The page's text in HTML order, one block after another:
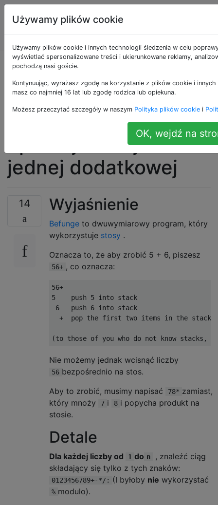
Programowanie
puzzli i Code
Golf
Szybko wyrażaj
liczbę za pomocą
tylko 0–9 i czterech
operacji oraz jeszcze
jednej dodatkowej
14 Wyjaśnienie
Befunge to dwuwymiarowy program, który
wykorzystuje stosy .
Oznacza to, że aby zrobić 5 + 6, piszesz
56+ , co oznacza:
56+
5    push 5 into stack
6   push 6 into stack
+  pop the first two items in the stack
Nie możemy jednak wcisnąć liczby
56 bezpośrednio na stos.
Aby to zrobić, musimy napisać
78* zamiast,
który mnoży
7 i 8 i popycha produkt na
stosie.
Detale
Dla każdej liczby od 1 do n
, znaleźć ciąg
składający się tylko z tych znaków:
0123456789+-*/: (I byłoby nie wykorzystać
% modulo).
Używamy plików cookie
Używamy plików cookie i innych technologii śledzenia w celu
wyświetlać spersonalizowane treści i ukierunkowane reklamy,
pochodzą nasi goście.
Kontynuując, wyrażasz zgodę na korzystanie z plików cookie i
masz co najmniej 16 lat lub zgodę rodzica lub opiekuna.
Możesz przeczytać szczegóły w naszym Polityka plików cookie i
OK, wejdź na